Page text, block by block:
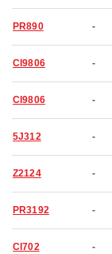
PR890 -
CI9806 -
CI9806 -
5J312 -
Z2124 -
PR3192 -
CI702 -